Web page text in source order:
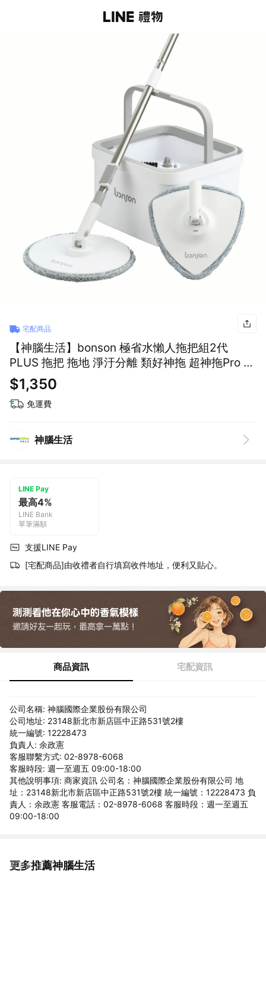
宅配商品
【神腦生活】bonson 極省水懶人拖把組2代
PLUS 拖把 拖地 淨汙分離 類好神拖 超神拖Pro 懶
人拖
$1,350
免運費
神腦生活
LINE Pay
最高4%
LINE Bank
單筆滿額
支援LINE Pay
[宅配商品]由收禮者自行填寫收件地址，便利又貼心。
商品資訊 宅配資訊
公司名稱: 神腦國際企業股份有限公司
公司地址: 23148新北市新店區中正路531號2樓
統一編號: 12228473
負責人: 余政憲
客服聯繫方式: 02-8978-6068
客服時段: 週一至週五 09:00-18:00
其他說明事項: 商家資訊 公司名：神腦國際企業股份有限公司 地
址：23148新北市新店區中正路531號2樓 統一編號：12228473 負
責人：余政憲 客服電話：02-8978-6068 客服時段：週一至週五
09:00-18:00
更多推薦神腦生活
看更多